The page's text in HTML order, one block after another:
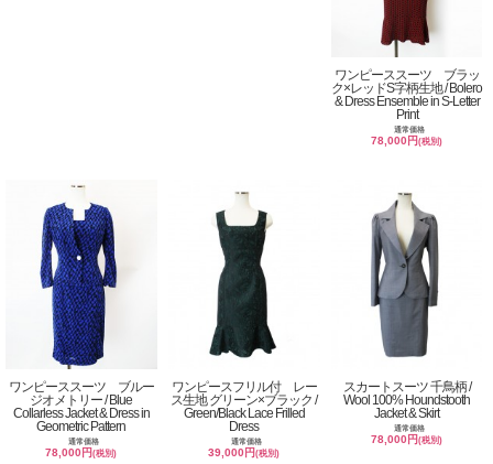
ワンピーススーツ ブラッ
ク×レッドS字柄生地 / Bolero
& Dress Ensemble in S-Letter
Print
通常価格
78,000円(税別)
ワンピーススーツ ブルー
ジオメトリー / Blue
Collarless Jacket & Dress in
Geometric Pattern
通常価格
78,000円(税別)
ワンピースフリル付 レー
ス生地 グリーン×ブラック /
Green/Black Lace Frilled
Dress
通常価格
39,000円(税別)
スカートスーツ 千鳥柄 /
Wool 100% Houndstooth
Jacket & Skirt
通常価格
78,000円(税別)